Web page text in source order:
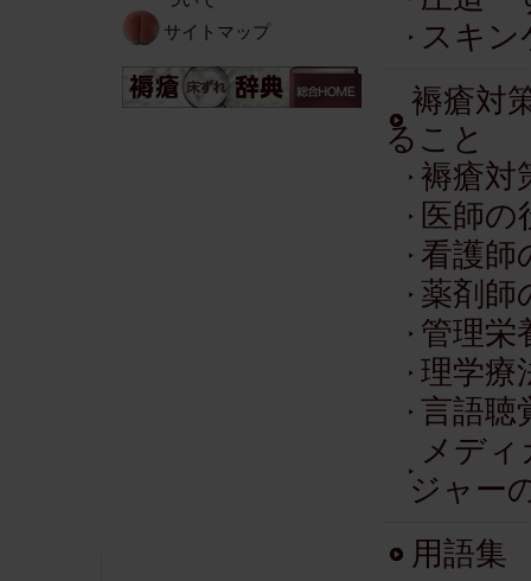
サイトマップ
スキン
褥瘡対
ること
褥瘡対
医師の
看護師
薬剤師
管理栄
理学療
言語聴
メデ
ジャー
用語集